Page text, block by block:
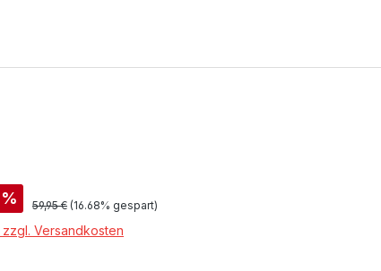
% Regulärer Preis:
59,95 € (16.68% gespart)
Versandkosten